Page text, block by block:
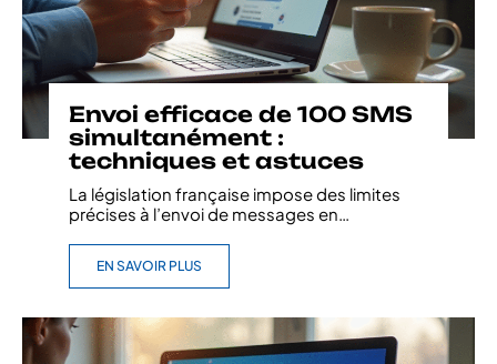
Envoi efficace de 100 SMS
simultanément :
techniques et astuces
La législation française impose des limites
précises à l’envoi de messages en…
EN SAVOIR PLUS